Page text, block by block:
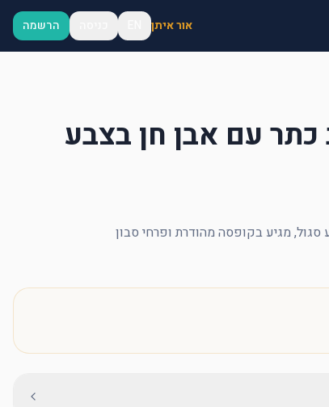
אור איתן הרשמה
כתר עם אבן חן בצבע
מגיע בקופסה מהודרת ופרחי סבון